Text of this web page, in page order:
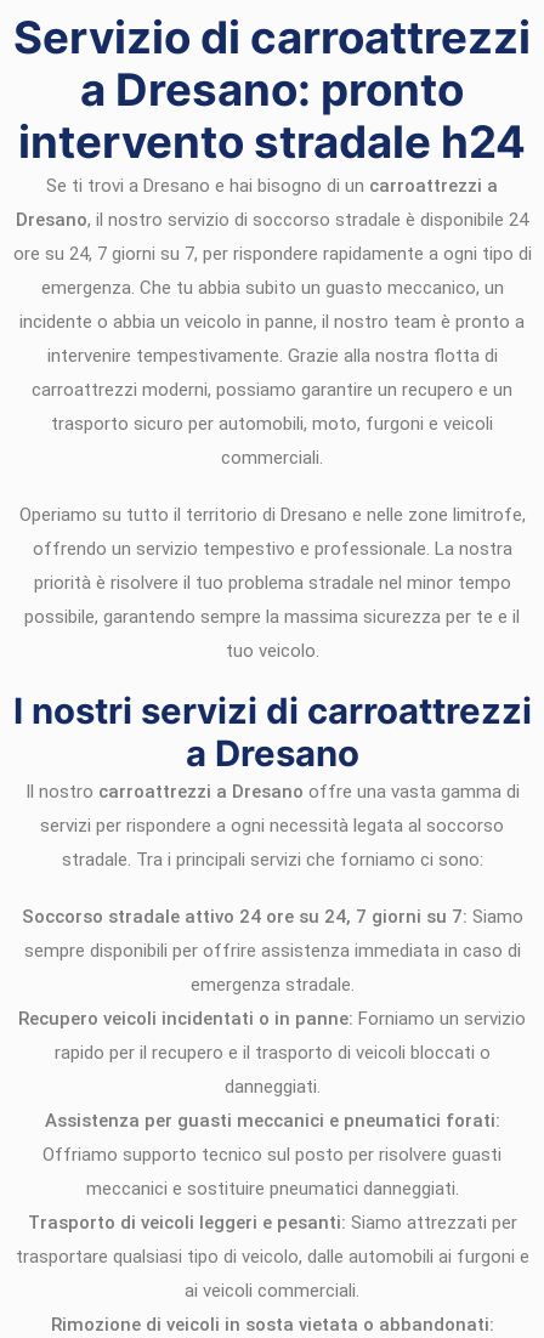
Servizio di carroattrezzi
a Dresano: pronto
intervento stradale h24
Se ti trovi a Dresano e hai bisogno di un carroattrezzi a
Dresano, il nostro servizio di soccorso stradale è disponibile 24
ore su 24, 7 giorni su 7, per rispondere rapidamente a ogni tipo di
emergenza. Che tu abbia subito un guasto meccanico, un
incidente o abbia un veicolo in panne, il nostro team è pronto a
intervenire tempestivamente. Grazie alla nostra flotta di
carroattrezzi moderni, possiamo garantire un recupero e un
trasporto sicuro per automobili, moto, furgoni e veicoli
commerciali.
Operiamo su tutto il territorio di Dresano e nelle zone limitrofe,
offrendo un servizio tempestivo e professionale. La nostra
priorità è risolvere il tuo problema stradale nel minor tempo
possibile, garantendo sempre la massima sicurezza per te e il
tuo veicolo.
I nostri servizi di carroattrezzi
a Dresano
Il nostro carroattrezzi a Dresano offre una vasta gamma di
servizi per rispondere a ogni necessità legata al soccorso
stradale. Tra i principali servizi che forniamo ci sono:
Soccorso stradale attivo 24 ore su 24, 7 giorni su 7: Siamo
sempre disponibili per offrire assistenza immediata in caso di
emergenza stradale.
Recupero veicoli incidentati o in panne: Forniamo un servizio
rapido per il recupero e il trasporto di veicoli bloccati o
danneggiati.
Assistenza per guasti meccanici e pneumatici forati:
Offriamo supporto tecnico sul posto per risolvere guasti
meccanici e sostituire pneumatici danneggiati.
Trasporto di veicoli leggeri e pesanti: Siamo attrezzati per
trasportare qualsiasi tipo di veicolo, dalle automobili ai furgoni e
ai veicoli commerciali.
Rimozione di veicoli in sosta vietata o abbandonati: